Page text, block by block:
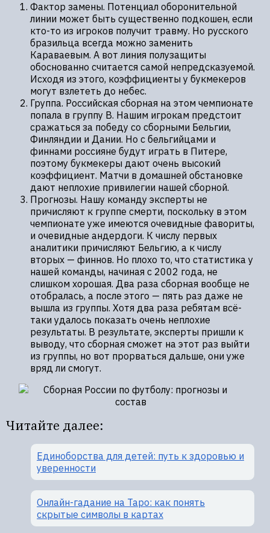
Фактор замены. Потенциал оборонительной
линии может быть существенно подкошен, если
кто-то из игроков получит травму. Но русского
бразильца всегда можно заменить
Караваевым. А вот линия полузащиты
обоснованно считается самой непредсказуемой.
Исходя из этого, коэффициенты у букмекеров
могут взлететь до небес.
Группа. Российская сборная на этом чемпионате
попала в группу В. Нашим игрокам предстоит
сражаться за победу со сборными Бельгии,
Финляндии и Дании. Но с бельгийцами и
финнами россияне будут играть в Питере,
поэтому букмекеры дают очень высокий
коэффициент. Матчи в домашней обстановке
дают неплохие привилегии нашей сборной.
Прогнозы. Нашу команду эксперты не
причисляют к группе смерти, поскольку в этом
чемпионате уже имеются очевидные фавориты,
и очевидные андердоги. К числу первых
аналитики причисляют Бельгию, а к числу
вторых — финнов. Но плохо то, что статистика у
нашей команды, начиная с 2002 года, не
слишком хорошая. Два раза сборная вообще не
отобралась, а после этого — пять раз даже не
вышла из группы. Хотя два раза ребятам всё-
таки удалось показать очень неплохие
результаты. В результате, эксперты пришли к
выводу, что сборная сможет на этот раз выйти
из группы, но вот прорваться дальше, они уже
вряд ли смогут.
Читайте далее:
Единоборства для детей: путь к здоровью и
уверенности
Онлайн-гадание на Таро: как понять
скрытые символы в картах